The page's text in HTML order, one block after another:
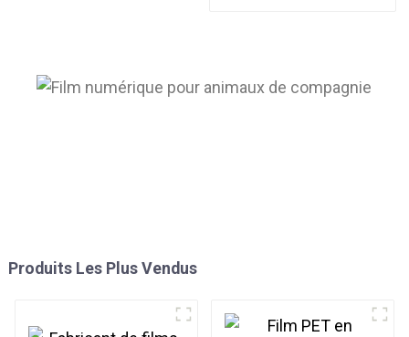
Produits Les Plus Vendus